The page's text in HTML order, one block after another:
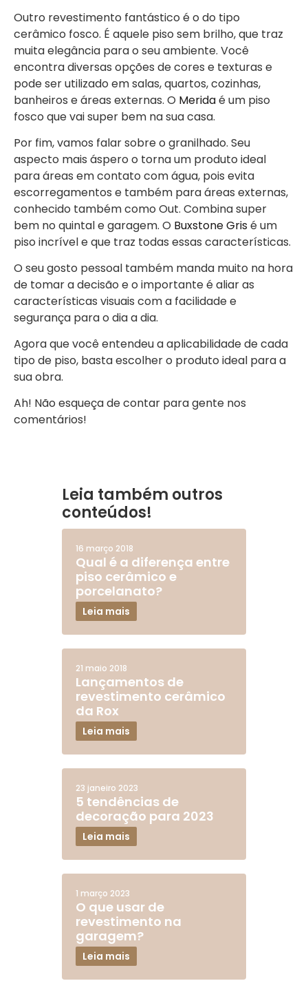
Outro revestimento fantástico é o do tipo
cerâmico fosco. É aquele piso sem brilho, que traz
muita elegância para o seu ambiente. Você
encontra diversas opções de cores e texturas e
pode ser utilizado em salas, quartos, cozinhas,
banheiros e áreas externas. O Meridaé um piso
fosco que vai super bem na sua casa.
Por fim, vamos falar sobre o granilhado. Seu
aspecto mais áspero o torna um produto ideal
para áreas em contato com água, pois evita
escorregamentos e também para áreas externas,
conhecido também como Out. Combina super
bem no quintal e garagem. O Buxstone Grisé um
piso incrível e que traz todas essas características.
O seu gosto pessoal também manda muito na hora
de tomar a decisão e o importante é aliar as
características visuais com a facilidade e
segurança para o dia a dia.
Agora que você entendeu a aplicabilidade de cada
tipo de piso, basta escolher o produto ideal para a
sua obra.
Ah! Não esqueça de contar para gente nos
comentários!
Leia também outros
conteúdos!
16 março 2018
Qual é a diferença entre
piso cerâmico e
porcelanato?
Leia mais
21 maio 2018
Lançamentos de
revestimento cerâmico
da Rox
Leia mais
23 janeiro 2023
5 tendências de
decoração para 2023
Leia mais
1 março 2023
O que usar de
revestimento na
garagem?
Leia mais